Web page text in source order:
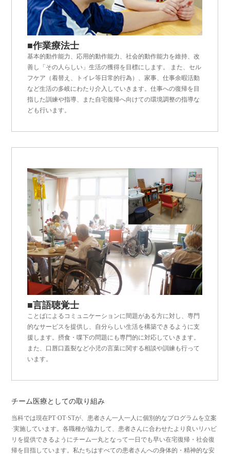
■作業療法士
基本的動作能力、応用的動作能力、社会的動作能力を維持、改
善し「その人らしい」生活の獲得を目標にします。 また、セル
フケア（着替え、トイレ等日常的行為）、家事、仕事余暇活動
など生活の多岐にわたり介入していきます。仕事への復帰を目
指した訓練や指導、また自宅復帰へ向けての環境調整の指導な
ども行います。
■言語聴覚士
ことばによるコミュニケーションに間題がある方に対し、専門
的なサービスを提供し、自分らしい生活を構築できるように支
援します。摂食・喋下の問題にも専門的に対応していきます。
また、口唇口蓋裂など小児の言葉に関する相談や訓練も行って
います。
チーム医療としての取り組み
当科では現在PT·OT·STが、患者さん一人一人に個別的なプログラムを立案
·実施しています。各職種が協力して、患者さんに合わせたより良いリハビ
リを提供できるようにチーム一丸となって一日でも早い在宅復帰・社会復
帰を目指しています。私たちはすべての患者さんへの身体的・精神的な安